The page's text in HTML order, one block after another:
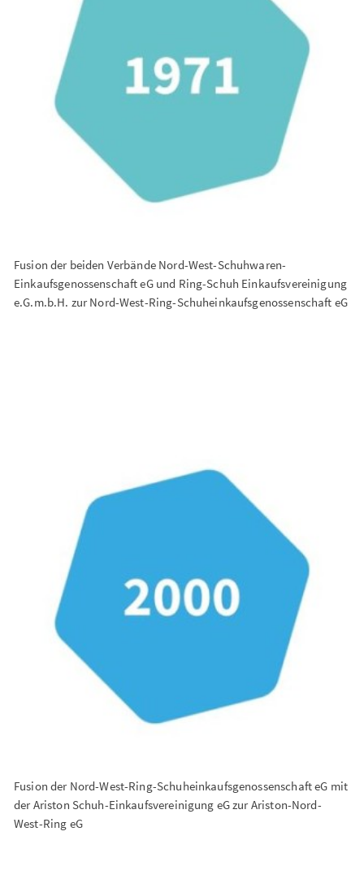
Fusion der beiden Verbände Nord-West-Schuhwaren-
Einkaufsgenossenschaft eG und Ring-Schuh Einkaufsvereinigung
e.G.m.b.H. zur Nord-West-Ring-Schuheinkaufsgenossenschaft eG
Fusion der Nord-West-Ring-Schuheinkaufsgenossenschaft eG mit
der Ariston Schuh-Einkaufsvereinigung eG zur Ariston-Nord-
West-Ring eG